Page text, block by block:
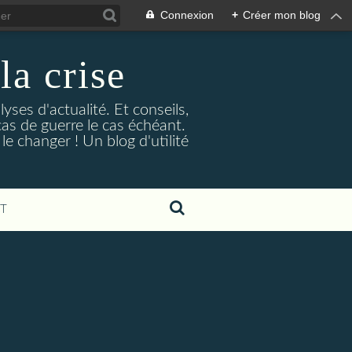
Connexion + Créer mon blog
crise
d'actualité. Et conseils,
de guerre le cas échéant.
changer ! Un blog d'utilité